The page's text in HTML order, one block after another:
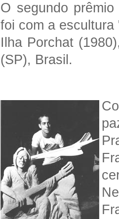
O segundo
foi com a escultura
Ilha Porchat
(SP), Brasil.